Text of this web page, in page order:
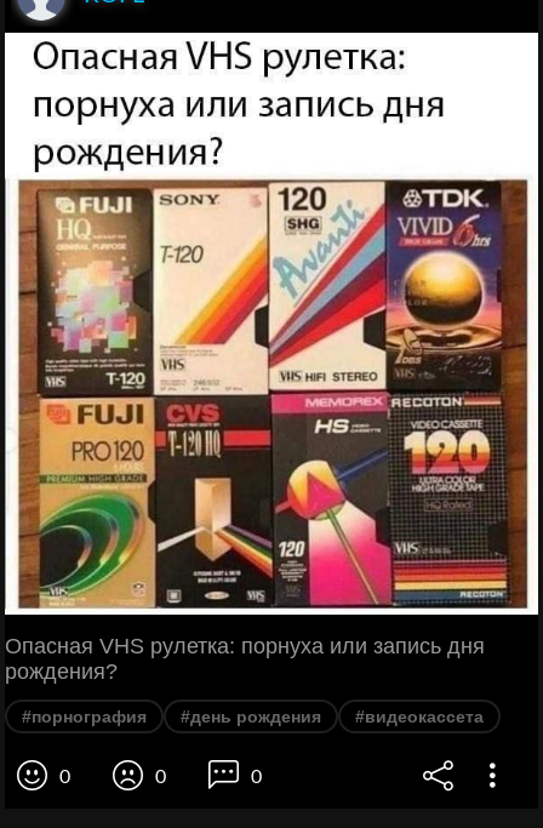
Опасная VHS рулетка: порнуха или запись дня
рождения?
#порнография #день рождения #видеокассета
0 0 0